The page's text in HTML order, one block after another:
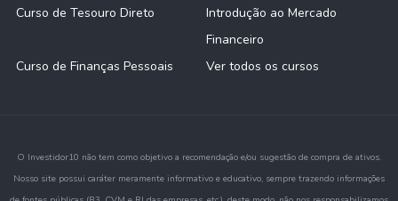
Curso de Tesouro Direto
Introdução ao Mercado
Financeiro
Curso de Finanças Pessoais
Ver todos os cursos
O Investidor10 não tem como objetivo a recomendação e/ou sugestão de compra de ativos.
Nosso site possui caráter meramente informativo e educativo, sempre trazendo informações